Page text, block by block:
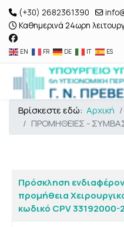
(+30) 2682361390
Καθημερινά 24ωρη
EN FR DE IT ES
Βρίσκεστε εδώ: Αρχική
ΠΡΟΜΗΘΕΙΕΣ -
Τίτλος Ημ.
Πρόσκληση
προμήθεια
κωδικό CPV 33192000-2